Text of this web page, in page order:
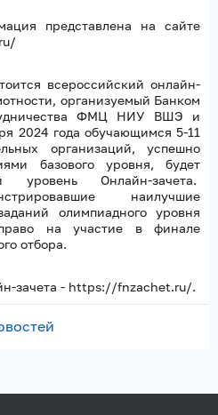
представлена на сайте
всероссийский онлайн-
организуемый Банком
ФМЦ НИУ ВШЭ и
2024 года обучающимся 5-11
организаций, успешно
базового уровня, будет
уровень Онлайн-зачета.
наилучшие
олимпиадного уровня
на участие в финале
отбора.
- https://fnzachet.ru/.